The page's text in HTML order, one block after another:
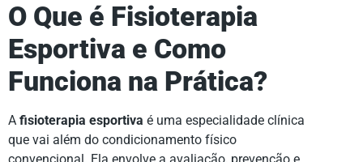
O Que é Fisioterapia
Esportiva e Como
Funciona na Prática?
A fisioterapia esportiva é uma especialidade clínica
que vai além do condicionamento físico